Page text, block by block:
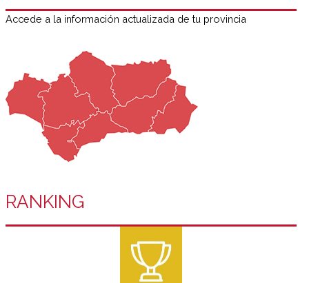
Accede a la información actualizada de tu provincia
RANKING